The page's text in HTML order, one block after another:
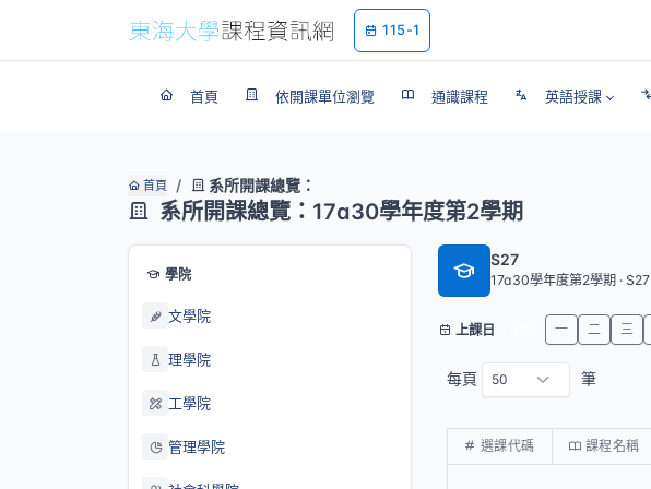
115-1
首頁 依開課單位瀏覽 通識課程 英語授課
首頁 系所開課總覽：
系所開課總覽：17a30學年度第2學期
學院
文學院
理學院
工學院
管理學院
S27
17a30學年度第2學期 · S27
上課日 一 二 三
每頁 筆
選課代碼 課程名稱